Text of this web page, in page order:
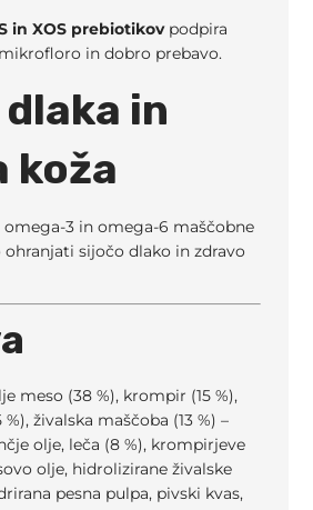
in XOS prebiotikovpodpira
in dobro prebavo.
in
koža
omega-3 in omega-6 maščobne
sijočo dlako in zdravo
meso (38 %), krompir (15 %),
živalska maščoba (13 %) –
olje, leča (8 %), krompirjeve
olje, hidrolizirane živalske
pesna pulpa, pivski kvas,